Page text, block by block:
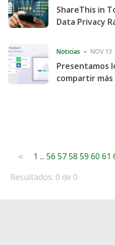
ShareThis in
Data Privacy
Noticias NOV 13
Presentamos
compartir
Posts
pagination
< 1 ... 56 5758 59 60 61
Resultados: 0 de 0